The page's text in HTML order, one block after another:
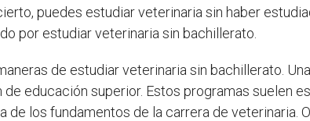
puedes estudiar veterinaria sin haber
por estudiar veterinaria sin bachillerato.
de estudiar veterinaria sin bachillerato.
de educación superior. Estos programas suelen
de los fundamentos de la carrera de